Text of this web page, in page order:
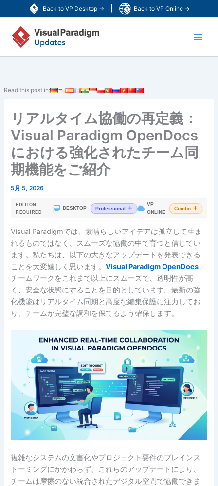
Back to VP Desktop → Back to VP Online →
容
Read this post in:
リアルタイム協働の再定義：
Visual Paradigm OpenDocs
における強化されたチーム同
期機能をご紹介
5月 5, 2026
EDITION
REQUIRED
DESKTOP Professional
VP
ONLINE
Combo
Visual Paradigmでは、素晴らしいアイデアは孤立して生ま
れるものではなく、スムーズな協働の中で育つと信じてい
ます。私たちは、以下の大きなアップデートを発表できる
ことを大変嬉しく思います。Visual Paradigm OpenDocs、
チームワークをこれまで以上にスムーズで、透明性が高
く、安全な状態にすることを目的としています。最新の強
化機能はリアルタイム同期と高度な編集保護に注力してお
り、チームが完璧な調和を保てるよう確保します。
複雑なシステムの文書化やプロジェクト要件のブレインス
トーミングにかかわらず、これらのアップデートにより、
チームは摩擦のない統合されたデジタル空間で協働できま